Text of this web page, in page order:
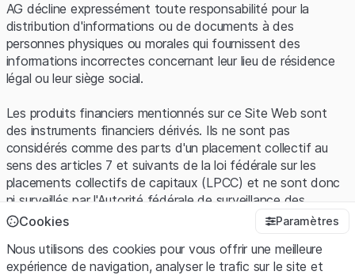
AG décline expressément toute responsabilité pour la
distribution d'informations ou de documents à des
personnes physiques ou morales qui fournissent des
informations incorrectes concernant leur lieu de résidence
légal ou leur siège social.
Les produits financiers mentionnés sur ce Site Web sont
des instruments financiers dérivés. Ils ne sont pas
considérés comme des parts d'un placement collectif au
sens des articles 7 et suivants de la loi fédérale sur les
placements collectifs de capitaux (LPCC) et ne sont donc
ni surveillés par l'Autorité fédérale de surveillance des
marchés financiers (FINMA) ni enregistrés auprès de la
protection spécifique des investisseurs prévue par la LPCC.
Cookies Paramètres
Nous utilisons des cookies pour vous offrir une meilleure
expérience de navigation, analyser le trafic sur le site et